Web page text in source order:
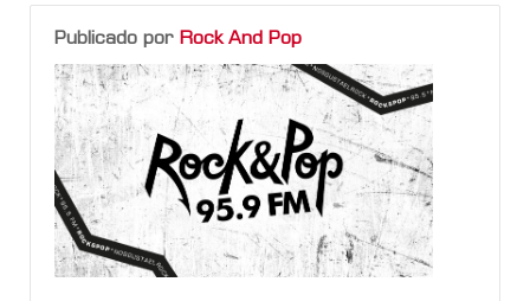
Publicado por Rock And Pop